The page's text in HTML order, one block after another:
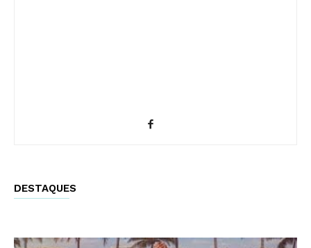
DESTAQUES